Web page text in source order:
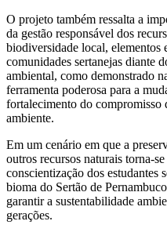
O projeto também ressalta a
da gestão responsável dos
biodiversidade local, elementos
comunidades sertanejas diante
ambiental, como demonstrado
ferramenta poderosa para a
fortalecimento do compromisso
ambiente.
Em um cenário em que a
outros recursos naturais torna-
conscientização dos estudantes
bioma do Sertão de
garantir a sustentabilidade
gerações.